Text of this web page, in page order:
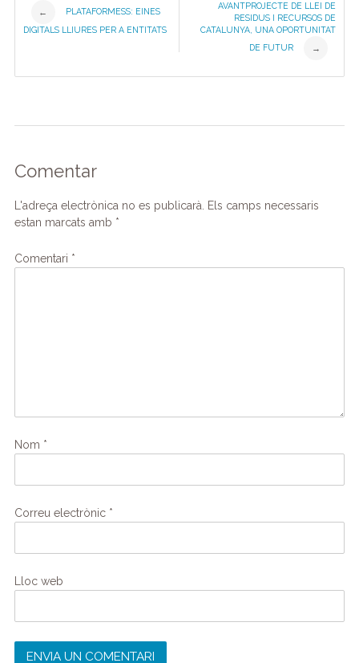
←
PLATAFORMESS: EINES
DIGITALS LLIURES PER A ENTITATS
AVANTPROJECTE DE LLEI DE
RESIDUS I RECURSOS DE
CATALUNYA, UNA OPORTUNITAT
DE FUTUR
→
Comentar
L'adreça electrònica no es publicarà. Els camps necessaris
estan marcats amb *
Comentari *
Nom *
Correu electrònic *
Lloc web